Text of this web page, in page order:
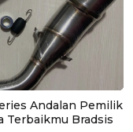
Andalan Pemilik
Terbaikmu Bradsis